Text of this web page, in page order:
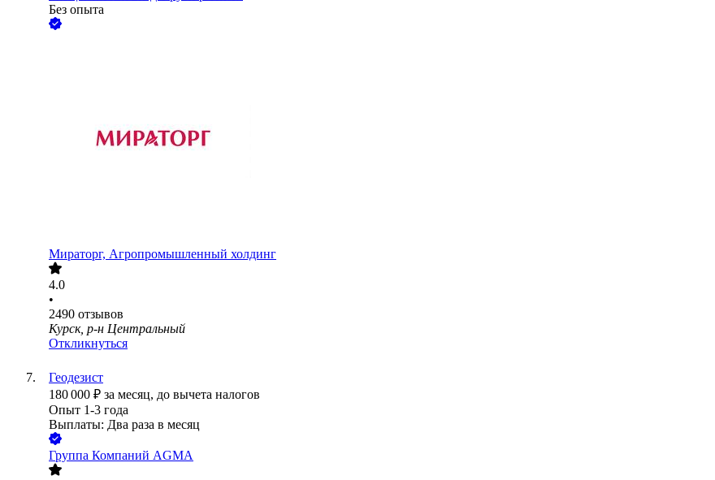
Без опыта
Мираторг, Агропромышленный холдинг
4.0
•
2490 отзывов
Курск, р-н Центральный
Откликнуться
Геодезист
180 000 ₽ за месяц, до вычета налогов
Опыт 1-3 года
Выплаты: Два раза в месяц
Группа Компаний AGMA